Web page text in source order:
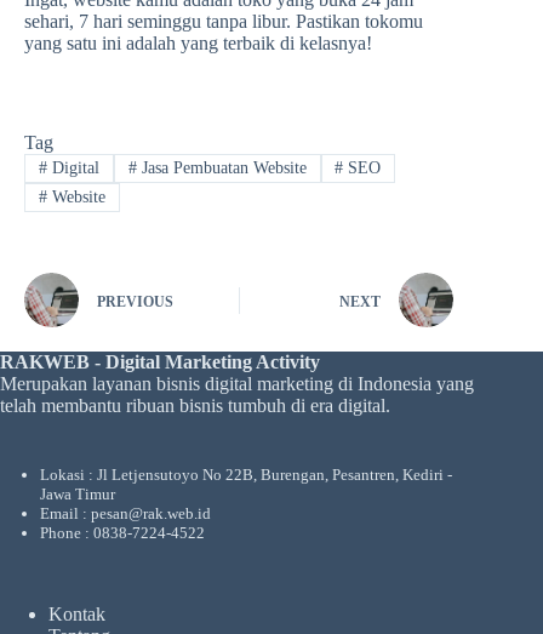
sehari, 7 hari seminggu tanpa libur. Pastikan tokomu
yang satu ini adalah yang terbaik di kelasnya!
Tag
#Digital #Jasa Pembuatan Website # SEO
#Website
PREVIOUS NEXT
RAKWEB - Digital Marketing Activity
Merupakan layanan bisnis digital marketing di Indonesia yang
telah membantu ribuan bisnis tumbuh di era digital.
Lokasi : Jl Letjensutoyo No 22B, Burengan, Pesantren, Kediri -
Jawa Timur
Email : pesan@rak.web.id
Phone : 0838-7224-4522
Kontak